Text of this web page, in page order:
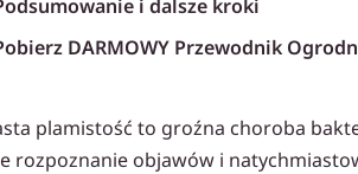
i dalsze kroki
DARMOWY Przewodnik
produkty
plamistość to groźna choroba
rozpoznanie objawów i